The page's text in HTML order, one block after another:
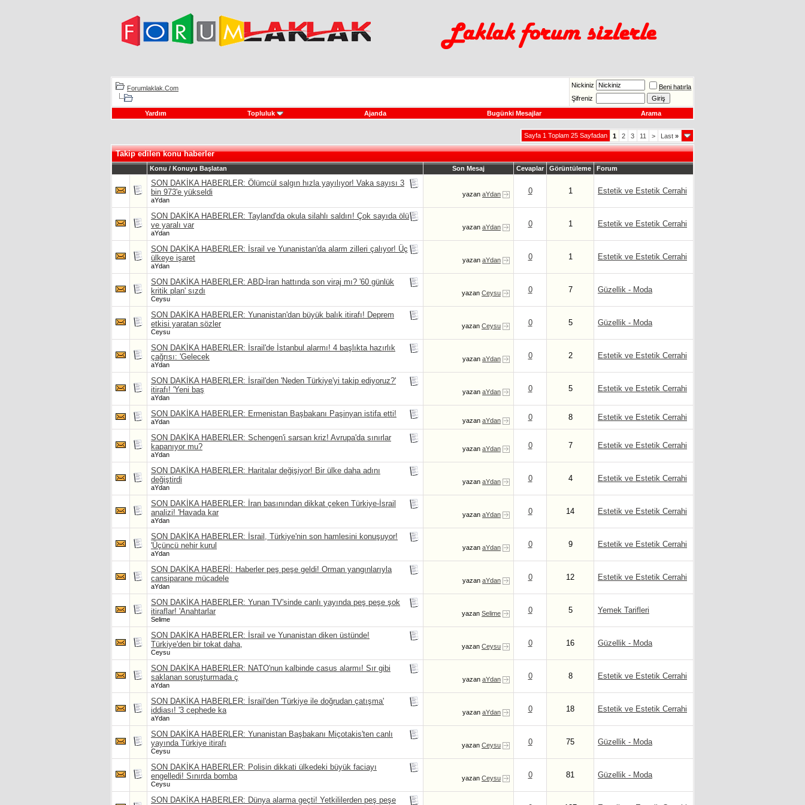
Forumlaklak.Com Nickiniz
Beni hatırla
Şifreniz
Yardım Topluluk Ajanda Bugünki Mesajlar Arama
Sayfa 1 Toplam 25 Sayfadan 1 2 3 11 > Last »
Takip edilen konu haberler
Konu / Konuyu Başlatan Son Mesaj Cevaplar Görüntüleme Forum
SON DAKİKA HABERLER: Ölümcül salgın hızla yayılıyor! Vaka sayısı 3
bin 973'e yükseldi
aYdan
yazan aYdan 0 1 Estetik ve Estetik Cerrahi
SON DAKİKA HABERLER: Tayland'da okula silahlı saldırı! Çok sayıda ölü
ve yaralı var
aYdan
yazan aYdan 0 1 Estetik ve Estetik Cerrahi
SON DAKİKA HABERLER: İsrail ve Yunanistan'da alarm zilleri çalıyor! Üç
ülkeye işaret
aYdan
yazan aYdan 0 1 Estetik ve Estetik Cerrahi
SON DAKİKA HABERLER: ABD-İran hattında son viraj mı? '60 günlük
kritik plan' sızdı
Ceysu
yazan Ceysu 0 7 Güzellik - Moda
SON DAKİKA HABERLER: Yunanistan'dan büyük balık itirafı! Deprem
etkisi yaratan sözler
Ceysu
yazan Ceysu 0 5 Güzellik - Moda
SON DAKİKA HABERLER: İsrail'de İstanbul alarmı! 4 başlıkta hazırlık
çağrısı: 'Gelecek
aYdan
yazan aYdan 0 2 Estetik ve Estetik Cerrahi
SON DAKİKA HABERLER: İsrail'den 'Neden Türkiye'yi takip ediyoruz?'
itirafı! 'Yeni baş
aYdan
yazan aYdan 0 5 Estetik ve Estetik Cerrahi
SON DAKİKA HABERLER: Ermenistan Başbakanı Paşinyan istifa etti!
aYdan yazan aYdan 0 8 Estetik ve Estetik Cerrahi
SON DAKİKA HABERLER: Schengen'i sarsan kriz! Avrupa'da sınırlar
kapanıyor mu?
aYdan
yazan aYdan 0 7 Estetik ve Estetik Cerrahi
SON DAKİKA HABERLER: Haritalar değişiyor! Bir ülke daha adını
değiştirdi
aYdan
yazan aYdan 0 4 Estetik ve Estetik Cerrahi
SON DAKİKA HABERLER: İran basınından dikkat çeken Türkiye-İsrail
analizi! 'Havada kar
aYdan
yazan aYdan 0 14 Estetik ve Estetik Cerrahi
SON DAKİKA HABERLER: İsrail, Türkiye'nin son hamlesini konuşuyor!
'Üçüncü nehir kurul
aYdan
yazan aYdan 0 9 Estetik ve Estetik Cerrahi
SON DAKİKA HABERİ: Haberler peş peşe geldi! Orman yangınlarıyla
cansiparane mücadele
aYdan
yazan aYdan 0 12 Estetik ve Estetik Cerrahi
SON DAKİKA HABERLER: Yunan TV'sinde canlı yayında peş peşe şok
itiraflar! 'Anahtarlar
Selime
yazan Selime 0 5 Yemek Tarifleri
SON DAKİKA HABERLER: İsrail ve Yunanistan diken üstünde!
Türkiye'den bir tokat daha,
Ceysu
yazan Ceysu 0 16 Güzellik - Moda
SON DAKİKA HABERLER: NATO'nun kalbinde casus alarmı! Sır gibi
saklanan soruşturmada ç
aYdan
yazan aYdan 0 8 Estetik ve Estetik Cerrahi
SON DAKİKA HABERLER: İsrail'den 'Türkiye ile doğrudan çatışma'
iddiası! '3 cephede ka
aYdan
yazan aYdan 0 18 Estetik ve Estetik Cerrahi
SON DAKİKA HABERLER: Yunanistan Başbakanı Miçotakis'ten canlı
yayında Türkiye itirafı
Ceysu
yazan Ceysu 0 75 Güzellik - Moda
SON DAKİKA HABERLER: Polisin dikkati ülkedeki büyük faciayı
engelledi! Sınırda bomba
Ceysu
yazan Ceysu 0 81 Güzellik - Moda
SON DAKİKA HABERLER: Dünya alarma geçti! Yetkililerden peş peşe